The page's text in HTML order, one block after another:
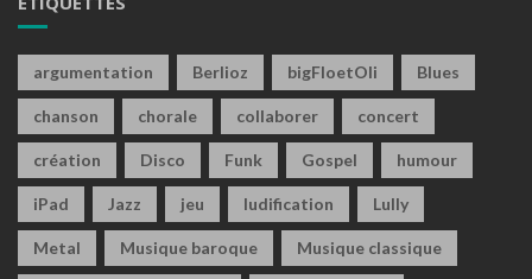
argumentation Berlioz bigFloetOli Blues
chanson chorale collaborer concert
création Disco Funk Gospel humour
iPad Jazz jeu ludification Lully
Metal Musique baroque Musique classique